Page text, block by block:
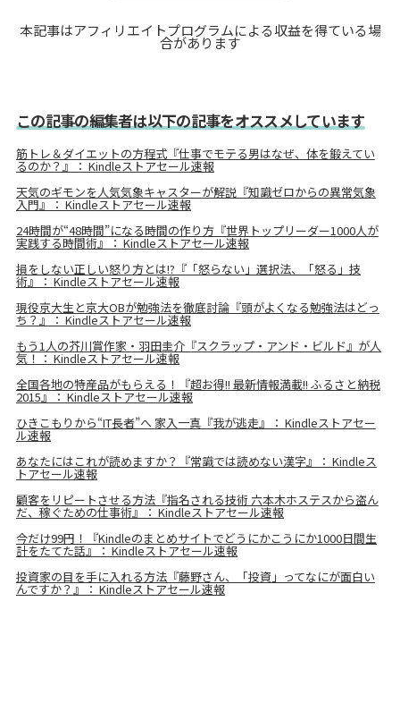
本記事はアフィリエイトプログラムによる収益を得ている場
合があります
この記事の編集者は以下の記事をオススメしています
筋トレ＆ダイエットの方程式『仕事でモテる男はなぜ、体を鍛えてい
るのか？』： Kindleストアセール速報
天気のギモンを人気気象キャスターが解説『知識ゼロからの異常気象
入門』： Kindleストアセール速報
24時間が“48時間”になる時間の作り方『世界トップリーダー1000人が
実践する時間術』： Kindleストアセール速報
損をしない正しい怒り方とは!?『「怒らない」選択法、「怒る」技
術』： Kindleストアセール速報
現役京大生と京大OBが勉強法を徹底討論『頭がよくなる勉強法はどっ
ち？』： Kindleストアセール速報
もう1人の芥川賞作家・羽田圭介『スクラップ・アンド・ビルド』が人
気！： Kindleストアセール速報
全国各地の特産品がもらえる！『超お得!! 最新情報満載!! ふるさと納税
2015』： Kindleストアセール速報
ひきこもりから“IT長者”へ 家入一真『我が逃走』： Kindleストアセー
ル速報
あなたにはこれが読めますか？『常識では読めない漢字』： Kindleス
トアセール速報
顧客をリピートさせる方法『指名される技術 六本木ホステスから盗ん
だ、稼ぐための仕事術』： Kindleストアセール速報
今だけ99円！『Kindleのまとめサイトでどうにかこうにか1000日間生
計をたてた話』： Kindleストアセール速報
投資家の目を手に入れる方法『藤野さん、「投資」ってなにが面白い
んですか？』： Kindleストアセール速報